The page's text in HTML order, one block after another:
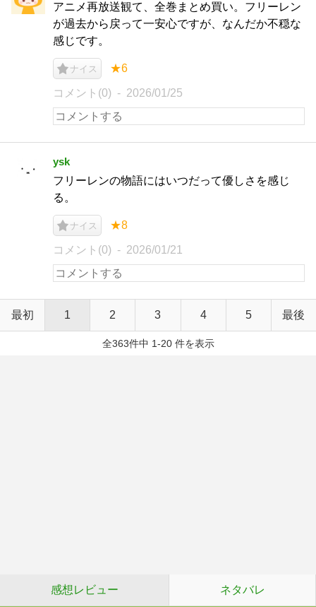
アニメ再放送観て、全巻まとめ買い。フリーレン
が過去から戻って一安心ですが、なんだか不穏な
感じです。
ナイス ★6
コメント(0) 2026/01/25
ysk
フリーレンの物語にはいつだって優しさを感じ
る。
ナイス ★8
コメント(0) 2026/01/21
最初 1 2 3 4 5 最後
全363件中 1-20 件を表示
感想レビュー ネタバレ